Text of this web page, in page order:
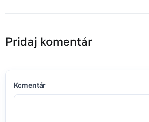
Pridaj komentár
Komentár